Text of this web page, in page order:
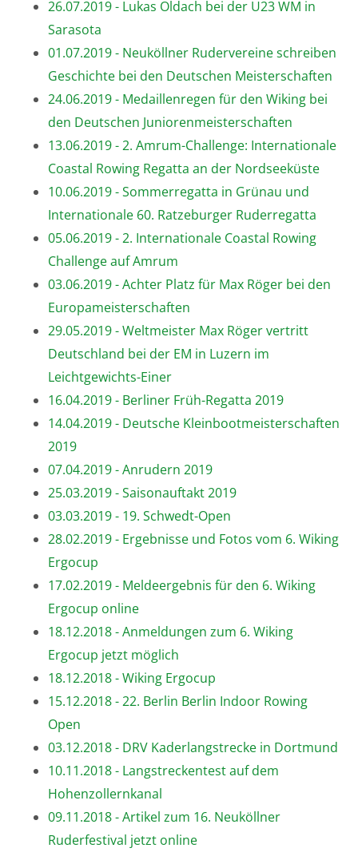
26.07.2019 - Lukas Oldach bei der U23 WM in
Sarasota
01.07.2019 - Neuköllner Rudervereine schreiben
Geschichte bei den Deutschen Meisterschaften
24.06.2019 - Medaillenregen für den Wiking bei
den Deutschen Juniorenmeisterschaften
13.06.2019 - 2. Amrum-Challenge: Internationale
Coastal Rowing Regatta an der Nordseeküste
10.06.2019 - Sommerregatta in Grünau und
Internationale 60. Ratzeburger Ruderregatta
05.06.2019 - 2. Internationale Coastal Rowing
Challenge auf Amrum
03.06.2019 - Achter Platz für Max Röger bei den
Europameisterschaften
29.05.2019 - Weltmeister Max Röger vertritt
Deutschland bei der EM in Luzern im
Leichtgewichts-Einer
16.04.2019 - Berliner Früh-Regatta 2019
14.04.2019 - Deutsche Kleinbootmeisterschaften
2019
07.04.2019 - Anrudern 2019
25.03.2019 - Saisonauftakt 2019
03.03.2019 - 19. Schwedt-Open
28.02.2019 - Ergebnisse und Fotos vom 6. Wiking
Ergocup
17.02.2019 - Meldeergebnis für den 6. Wiking
Ergocup online
18.12.2018 - Anmeldungen zum 6. Wiking
Ergocup jetzt möglich
18.12.2018 - Wiking Ergocup
15.12.2018 - 22. Berlin Berlin Indoor Rowing
Open
03.12.2018 - DRV Kaderlangstrecke in Dortmund
10.11.2018 - Langstreckentest auf dem
Hohenzollernkanal
09.11.2018 - Artikel zum 16. Neuköllner
Ruderfestival jetzt online